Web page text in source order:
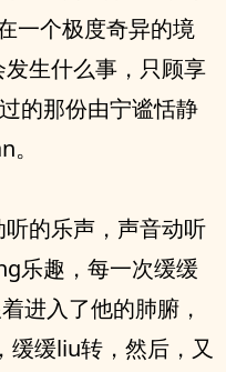
一个极度奇异的境
生什么事，只顾享
的那份由宁谧恬静
的乐声，声音动听
乐趣，每一次缓缓
进入了他的肺腑，
缓缓liu转，然后，又